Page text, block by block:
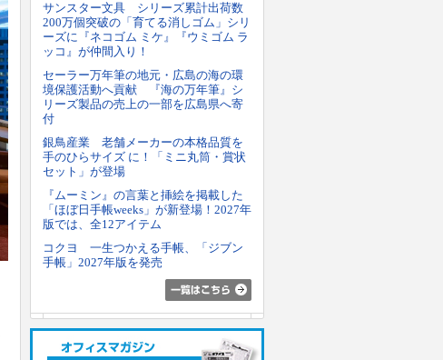
サンスター文具 シリーズ累計出荷数
200万個突破の「育てる消しゴム」シリ
ーズに『ネコゴム ミケ』『ウミゴム ラ
ッコ』が仲間入り！
セーラー万年筆の地元・広島の海の環
境保護活動へ貢献 『海の万年筆』シ
リーズ製品の売上の一部を広島県へ寄
付
銀鳥産業 老舗メーカーの本格品質を
手のひらサイズ に！「ミニ丸筒・賞状
セット」が登場
『ムーミン』の言葉と挿絵を掲載した
「ほぼ日手帳weeks」が新登場！2027年
版では、全12アイテム
コクヨ 一生つかえる手帳、「ジブン
手帳」2027年版を発売